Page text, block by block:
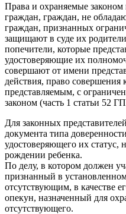
Права и охраняемые
граждан, граждан, не
граждан, признанных
защищают в суде их
попечители, которые
удостоверяющие их
совершают от имени
действия, право
представляемым, с
законом (часть 1 статьи 52
Для законных
документа типа
удостоверяющего их статус,
рождении ребенка.
По делу, в котором должен
признанный в
отсутствующим, в качестве
опекун, назначенный для
отсутствующего.